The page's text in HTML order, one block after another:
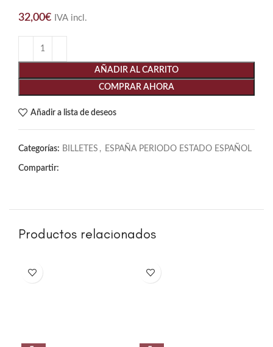
32,00€ IVA incl.
AÑADIR AL CARRITO
COMPRAR AHORA
Añadir a lista de deseos
Categorías: BILLETES , ESPAÑA PERIODO ESTADO ESPAÑOL
Compartir:
Productos relacionados